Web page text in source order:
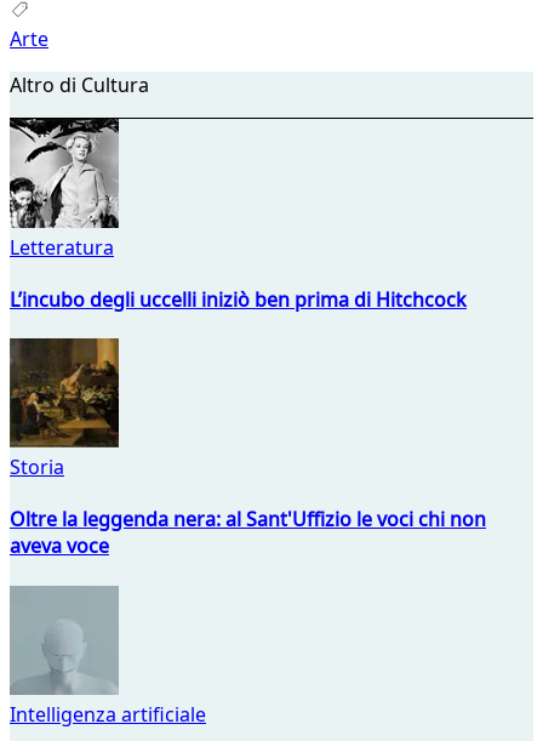
Arte
Altro di Cultura
Letteratura
L’incubo degli uccelli iniziò ben prima di Hitchcock
Storia
Oltre la leggenda nera: al Sant'Uffizio le voci chi non
aveva voce
Intelligenza artificiale